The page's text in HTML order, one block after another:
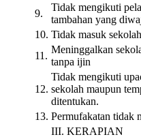
9.
Tidak mengikuti
tambahan yang
10. Tidak masuk
11.
Meninggalkan
tanpa ijin
12.
Tidak mengikuti
sekolah maupun
ditentukan.
13. Permufakatan tidak
III. KERAPIAN